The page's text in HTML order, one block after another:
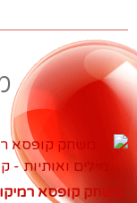
משחק קופסא